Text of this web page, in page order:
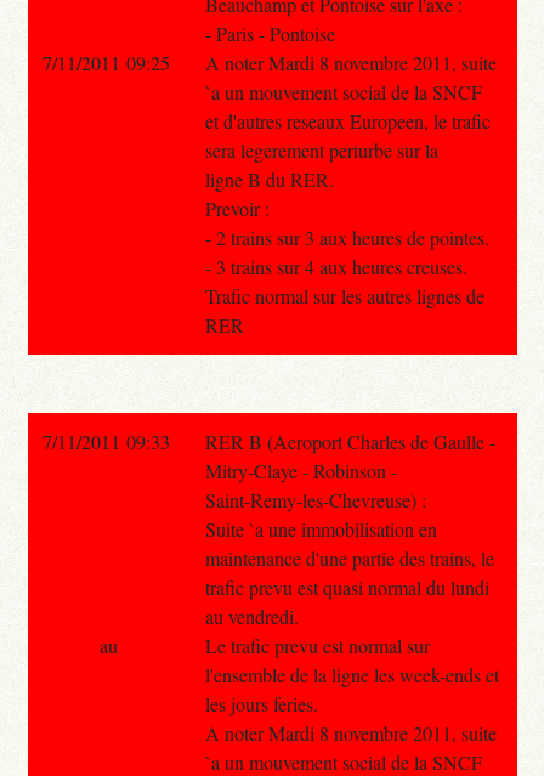
- Paris - Pontoise
A noter Mardi 8 novembre 2011, suite
`a un mouvement social de la SNCF
et d'autres reseaux Europeen, le trafic
sera legerement perturbe sur la
ligne B du RER.
Prevoir :
- 2 trains sur 3 aux heures de pointes.
- 3 trains sur 4 aux heures creuses.
Trafic normal sur les autres lignes de
RER
7/11/2011 09:25
7/11/2011 09:33
RER B (Aeroport Charles de Gaulle -
Mitry-Claye - Robinson -
Saint-Remy-les-Chevreuse) :
Suite `a une immobilisation en
maintenance d'une partie des trains, le
trafic prevu est quasi normal du lundi
au vendredi.
Le trafic prevu est normal sur
l'ensemble de la ligne les week-ends et
les jours feries.
A noter Mardi 8 novembre 2011, suite
`a un mouvement social de la SNCF
au